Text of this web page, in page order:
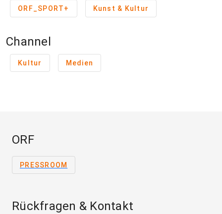
ORF_SPORT+ Kunst & Kultur
Channel
Kultur Medien
ORF
PRESSROOM
Rückfragen & Kontakt